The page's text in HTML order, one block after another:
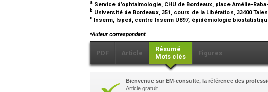
a Service d’ophtalmologie, CHU de Bordeaux, place Amélie-
b Université de Bordeaux, 351, cours de la Libération, 33400
c Inserm, Isped, centre Inserm U897, épidémiologie
⁎Auteur correspondant.
PDF Article
Résumé
Mots clés
Figures
Bienvenue sur EM-consulte, la référence des
Article gratuit.